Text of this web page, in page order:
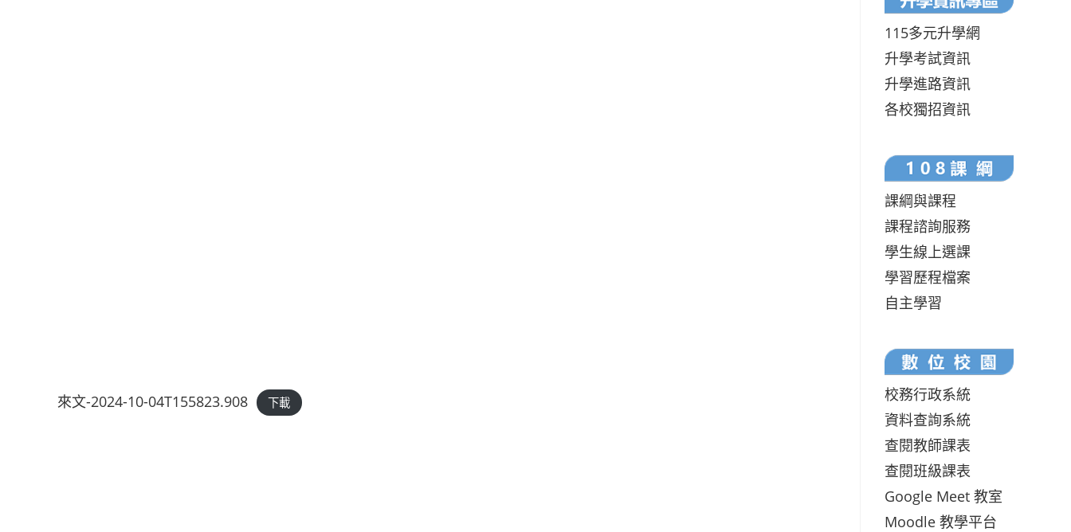
來文-2024-10-04T155823.908 下載
115多元升學網
升學考試資訊
升學進路資訊
各校獨招資訊
課綱與課程
課程諮詢服務
學生線上選課
學習歷程檔案
自主學習
校務行政系統
資料查詢系統
查閱教師課表
查閱班級課表
Google Meet 教室
Moodle 教學平台